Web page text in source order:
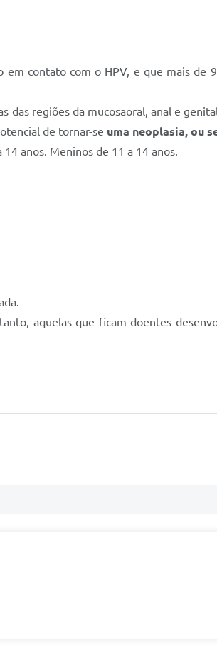
contato com o HPV, e que mais de
das regiões da mucosaoral, anal e
de tornar-se uma neoplasia, ou
14 anos. Meninos de 11 a 14 anos.
aquelas que ficam doentes